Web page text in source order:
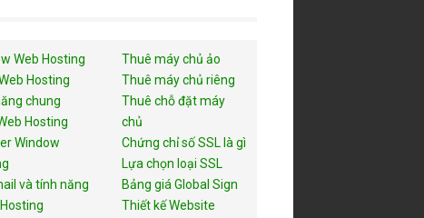
Web Hosting
Hosting
chung
Hosting
Window
và tính năng
Thuê máy chủ ảo
Thuê máy chủ riêng
Thuê chỗ đặt máy
chủ
Chứng chỉ số SSL là gì
Lựa chọn loại SSL
Bảng giá Global Sign
Thiết kế Website